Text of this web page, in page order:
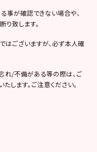
事が確認できない場合や、
致します。
はございますが、必ず本人確
れ/不備がある等の際は、ご
します。ご注意ください。